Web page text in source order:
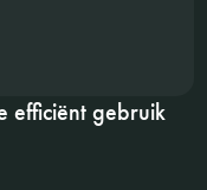
efficiënt gebruik